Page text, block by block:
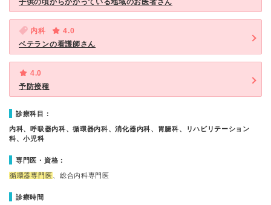
子供の頃からかかっている地域のお医者さん
内科
4.0
ベテランの看護師さん
4.0
予防接種
診療科目：
内科、呼吸器内科、循環器内科、消化器内科、胃腸科、リハビリテーション
科、小児科
専門医・資格：
循環器専門医 、総合内科専門医
診療時間